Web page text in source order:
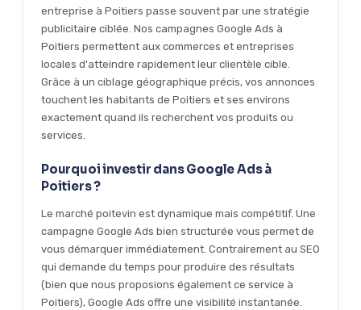
entreprise à Poitiers passe souvent par une stratégie
publicitaire ciblée. Nos campagnes Google Ads à
Poitiers permettent aux commerces et entreprises
locales d'atteindre rapidement leur clientèle cible.
Grâce à un ciblage géographique précis, vos annonces
touchent les habitants de Poitiers et ses environs
exactement quand ils recherchent vos produits ou
services.
Pourquoi investir dans Google Ads à
Poitiers ?
Le marché poitevin est dynamique mais compétitif. Une
campagne Google Ads bien structurée vous permet de
vous démarquer immédiatement. Contrairement au SEO
qui demande du temps pour produire des résultats
(bien que nous proposions également ce service à
Poitiers), Google Ads offre une visibilité instantanée.